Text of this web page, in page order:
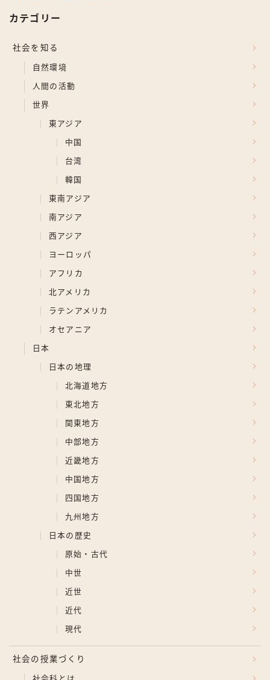
カテゴリー
社会を知る
自然環境
人間の活動
世界
東アジア
中国
台湾
韓国
東南アジア
南アジア
西アジア
ヨーロッパ
アフリカ
北アメリカ
ラテンアメリカ
オセアニア
日本
日本の地理
北海道地方
東北地方
関東地方
中部地方
近畿地方
中国地方
四国地方
九州地方
日本の歴史
原始・古代
中世
近世
近代
現代
社会の授業づくり